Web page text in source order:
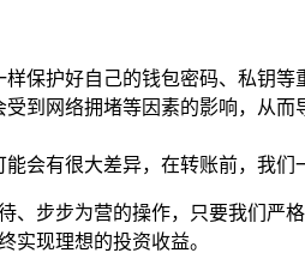
保护好自己的钱包密码、私钥
到网络拥堵等因素的影响，从
会有很大差异，在转账前，我
、步步为营的操作，只要我们
实现理想的投资收益。